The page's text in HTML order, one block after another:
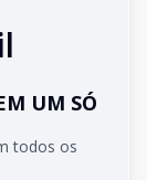
UM SÓ
todos os